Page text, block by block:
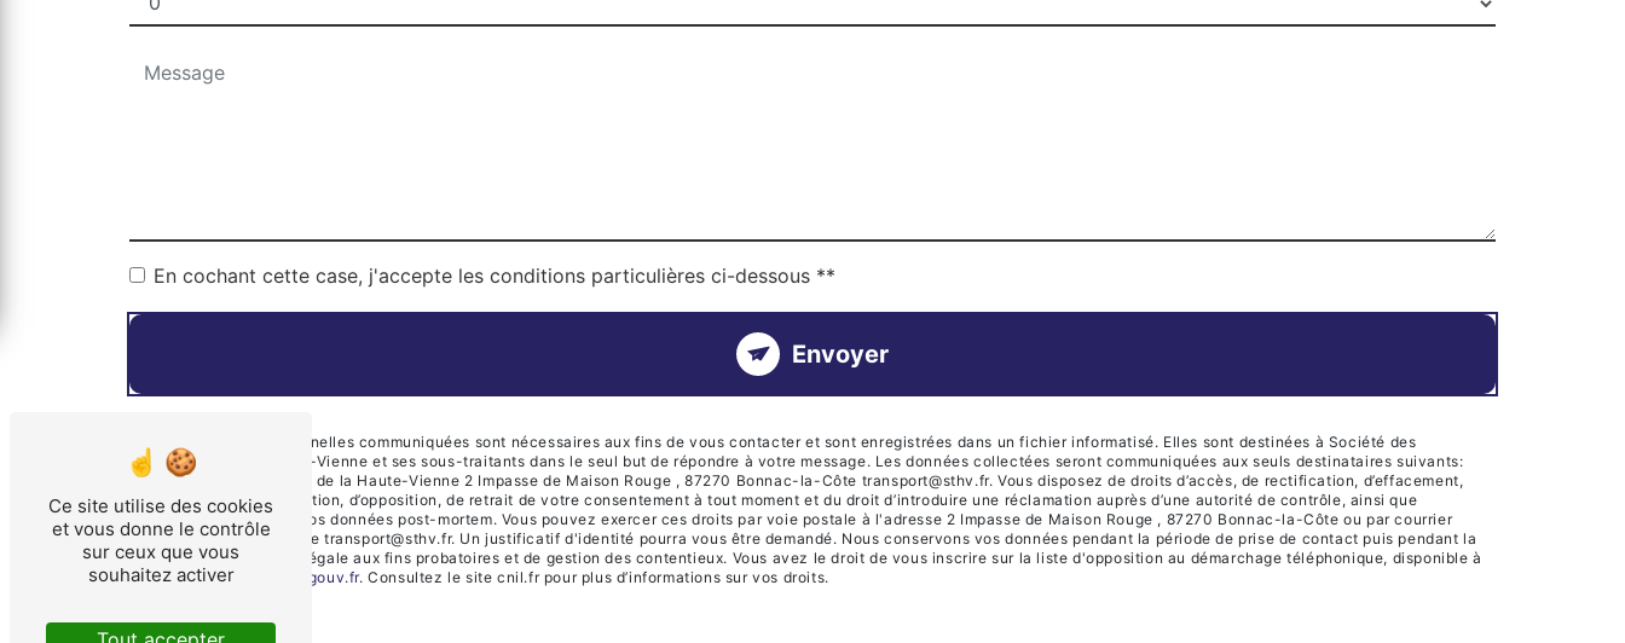
En cochant cette case, j'accepte les conditions particulières ci-dessous **
Envoyer
** Les données personnelles communiquées sont nécessaires aux fins de vous contacter et sont enregistrées dans un fichier informatisé. Elles sont destinées à Société des
Transports de la Haute-Vienne et ses sous-traitants dans le seul but de répondre à votre message. Les données collectées seront communiquées aux seuls destinataires suivants:
Société des Transports de la Haute-Vienne 2 Impasse de Maison Rouge , 87270 Bonnac-la-Côte transport@sthv.fr. Vous disposez de droits d’accès, de rectification, d’effacement,
de portabilité, de limitation, d’opposition, de retrait de votre consentement à tout moment et du droit d’introduire une réclamation auprès d’une autorité de contrôle, ainsi que
d’organiser le sort de vos données post-mortem. Vous pouvez exercer ces droits par voie postale à l'adresse 2 Impasse de Maison Rouge , 87270 Bonnac-la-Côte ou par courrier
électronique à l'adresse transport@sthv.fr. Un justificatif d'identité pourra vous être demandé. Nous conservons vos données pendant la période de prise de contact puis pendant la
durée de prescription légale aux fins probatoires et de gestion des contentieux. Vous avez le droit de vous inscrire sur la liste d'opposition au démarchage téléphonique, disponible à
cette adresse:
Bloctel.gouv.fr. Consultez le site cnil.fr pour plus d’informations sur vos droits.
Ce site utilise des cookies
et vous donne le contrôle
sur ceux que vous
souhaitez activer